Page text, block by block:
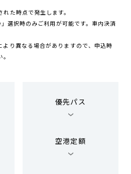
た時点で発生します。
選択時のみご利用が可能です。車内決済
より異なる場合がありますので、申込時
優先パス
空港定額